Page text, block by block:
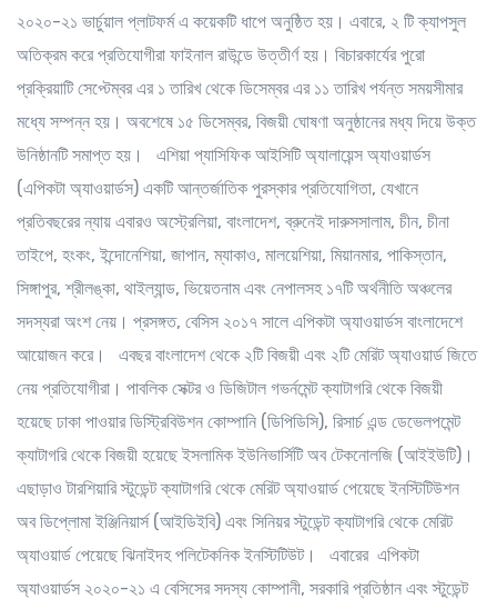
২০২০-২১ ভার্চুয়াল প্লাটফর্ম এ কয়েকটি ধাপে অনুষ্ঠিত হয়। এবারে, ২ টি ক্যাপসুল
অতিক্রম করে প্রতিযোগীরা ফাইনাল রাউন্ডে উত্তীর্ণ হয়। বিচারকার্যের পুরো
প্রক্রিয়াটি সেপ্টেম্বর এর ১ তারিখ থেকে ডিসেম্বর এর ১১ তারিখ পর্যন্ত সময়সীমার
মধ্যে সম্পন্ন হয়। অবশেষে ১৫ ডিসেম্বর, বিজয়ী ঘোষণা অনুষ্ঠানের মধ্য দিয়ে উক্ত
উনিষ্ঠানটি সমাপ্ত হয়। এশিয়া প্যাসিফিক আইসিটি অ্যালায়েন্স অ্যাওয়ার্ডস
(এপিকটা অ্যাওয়ার্ডস) একটি আন্তর্জাতিক পুরস্কার প্রতিযোগিতা, যেখানে
প্রতিবছরের ন্যায় এবারও অস্ট্রেলিয়া, বাংলাদেশ, ব্রুনেই দারুসসালাম, চীন, চীনা
তাইপে, হংকং, ইন্দোনেশিয়া, জাপান, ম্যাকাও, মালয়েশিয়া, মিয়ানমার, পাকিস্তান,
সিঙ্গাপুর, শ্রীলঙ্কা, থাইল্যান্ড, ভিয়েতনাম এবং নেপালসহ ১৭টি অর্থনীতি অঞ্চলের
সদস্যরা অংশ নেয়। প্রসঙ্গত, বেসিস ২০১৭ সালে এপিকটা অ্যাওয়ার্ডস বাংলাদেশে
আয়োজন করে। এবছর বাংলাদেশ থেকে ২টি বিজয়ী এবং ২টি মেরিট অ্যাওয়ার্ড জিতে
নেয় প্রতিযোগীরা। পাবলিক সেক্টর ও ডিজিটাল গভর্নমেন্ট ক্যাটাগরি থেকে বিজয়ী
হয়েছে ঢাকা পাওয়ার ডিস্ট্রিবিউশন কোম্পানি (ডিপিডিসি), রিসার্চ এন্ড ডেভেলপমেন্ট
ক্যাটাগরি থেকে বিজয়ী হয়েছে ইসলামিক ইউনিভার্সিটি অব টেকনোলজি (আইইউটি)।
এছাড়াও টারশিয়ারি স্টুডেন্ট ক্যাটাগরি থেকে মেরিট অ্যাওয়ার্ড পেয়েছে ইনস্টিটিউশন
অব ডিপ্লোমা ইঞ্জিনিয়ার্স (আইডিইবি) এবং সিনিয়র স্টুডেন্ট ক্যাটাগরি থেকে মেরিট
অ্যাওয়ার্ড পেয়েছে ঝিনাইদহ পলিটেকনিক ইনস্টিটিউট। এবারের এপিকটা
অ্যাওয়ার্ডস ২০২০-২১ এ বেসিসের সদস্য কোম্পানী, সরকারি প্রতিষ্ঠান এবং স্টুডেন্ট